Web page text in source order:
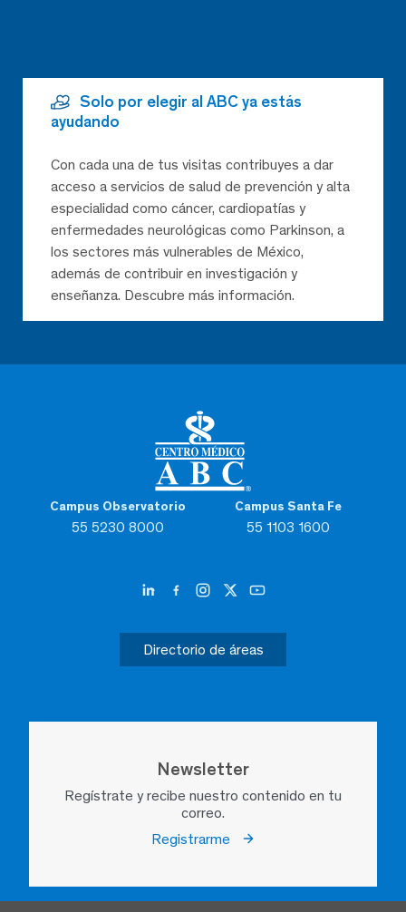
Campus Observatorio
55 5230 8000
Campus Santa Fe
55 1103 1600
Directorio de áreas
Newsletter
Regístrate y recibe nuestro contenido en tu
correo.
Registrarme
Solo por elegir al ABC ya estás
ayudando
Con cada una de tus visitas contribuyes a dar
acceso a servicios de salud de prevención y alta
especialidad como cáncer, cardiopatías y
enfermedades neurológicas como Parkinson, a
los sectores más vulnerables de México,
además de contribuir en investigación y
enseñanza. Descubre más información.